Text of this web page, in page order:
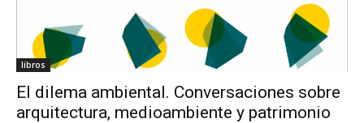
libros
El dilema ambiental. Conversaciones sobre
arquitectura, medioambiente y patrimonio